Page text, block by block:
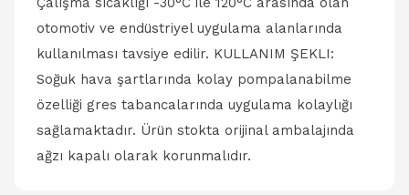
otomotiv ve endüstriyel uygulama alanlarında
kullanılması tavsiye edilir. KULLANIM ŞEKLI:
Soğuk hava şartlarında kolay pompalanabilme
özelliği gres tabancalarında uygulama kolaylığı
sağlamaktadır. Ürün stokta orijinal ambalajında
ağzı kapalı olarak korunmalıdır.